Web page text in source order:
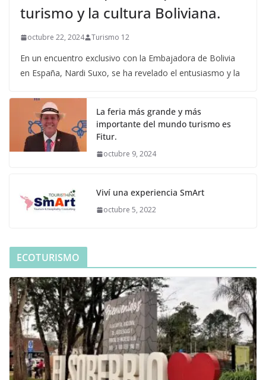
turismo y la cultura Boliviana.
octubre 22, 2024 Turismo 12
En un encuentro exclusivo con la Embajadora de Bolivia
en España, Nardi Suxo, se ha revelado el entusiasmo y la
La feria más grande y más
importante del mundo turismo es
Fitur.
octubre 9, 2024
Viví una experiencia SmArt
octubre 5, 2022
ECOTURISMO